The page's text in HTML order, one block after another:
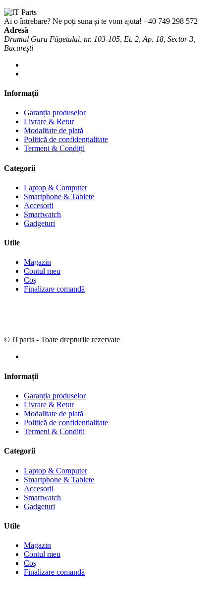
Ai o întrebare? Ne poți suna și te vom ajuta! +40 749 298 572
Adresă
Drumul Gura Făgetului, nr. 103-105, Et. 2, Ap. 18, Sector 3,
București
Informații
Garanția produselor
Livrare & Retur
Modalitate de plată
Politică de confidențialitate
Termeni & Condiții
Categorii
Laptop & Computer
Smartphone & Tablete
Accesorii
Smartwatch
Gadgeturi
Utile
Magazin
Contul meu
Coș
Finalizare comandă
© ITparts - Toate drepturile rezervate
Informații
Garanția produselor
Livrare & Retur
Modalitate de plată
Politică de confidențialitate
Termeni & Condiții
Categorii
Laptop & Computer
Smartphone & Tablete
Accesorii
Smartwatch
Gadgeturi
Utile
Magazin
Contul meu
Coș
Finalizare comandă